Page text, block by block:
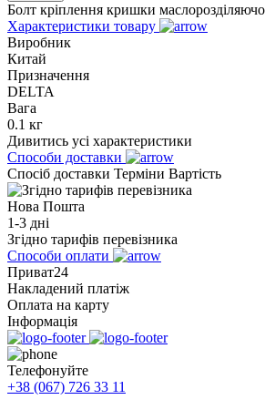
Болт кріплення кришки
Характеристики товару
Виробник
Китай
Призначення
DELTA
Вага
0.1 кг
Дивитись усі характеристики
Способи доставки
Спосіб доставки Терміни Вартість
Нова Пошта
1-3 дні
Згідно тарифів перевізника
Способи оплати
Приват24
Накладений платіж
Оплата на карту
Інформація
Телефонуйте
+38 (067) 726 33 11